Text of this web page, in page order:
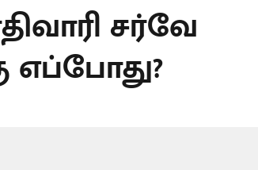
சர்வே
எப்போது?